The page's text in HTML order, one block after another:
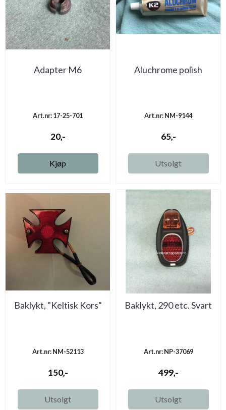
Adapter M6
Art.nr: 17-25-701
20,-
Kjøp
Aluchrome polish
Art.nr: NM-9144
65,-
Utsolgt
Baklykt, "Keltisk Kors"
Art.nr: NM-52113
150,-
Utsolgt
Baklykt, 290 etc. Svart
Art.nr: NP-37069
499,-
Utsolgt